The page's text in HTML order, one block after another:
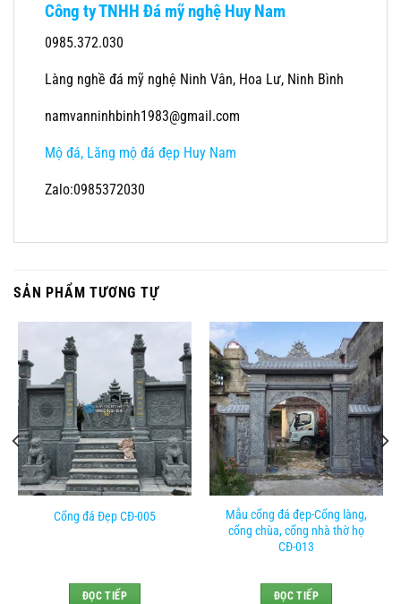
Công ty TNHH Đá mỹ nghệ Huy Nam
0985.372.030
Làng nghề đá mỹ nghệ Ninh Vân, Hoa Lư, Ninh Bình
namvanninhbinh1983@gmail.com
Mộ đá, Lăng mộ đá đẹp Huy Nam
Zalo:0985372030
SẢN PHẨM TƯƠNG TỰ
Cổng đá Đẹp CĐ-005
ĐỌC TIẾP
Mẫu cổng đá đẹp-Cổng làng,
cổng chùa, cổng nhà thờ họ
CĐ-013
ĐỌC TIẾP